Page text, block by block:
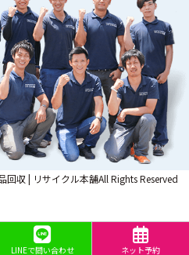
収 | リサイクル本舗All Rights Reserved
LINEで問い合わせ ネット予約